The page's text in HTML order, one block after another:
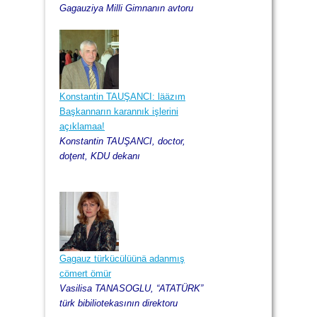
Gagauziya Milli Gimnanın avtoru
Konstantin TAUŞANCI: lääzım
Başkannarın karannık işlerini
açıklamaa!
Konstantin TAUŞANCI, doctor,
doţent, KDU dekanı
Gagauz türkücülüünä adanmış
cömert ömür
Vasilisa TANASOGLU, “ATATÜRK”
türk bibiliotekasının direktoru